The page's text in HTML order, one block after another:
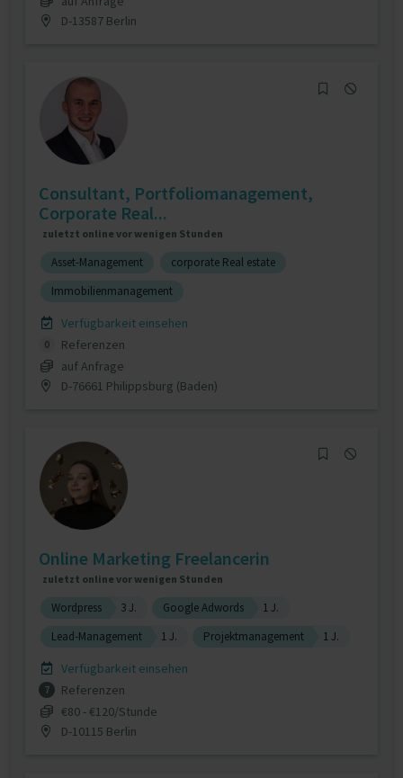
D-13587 Berlin
Consultant, Portfoliomanagement,
Corporate Real...
zuletzt online vor wenigen Stunden
Asset-Management
corporate Real estate
Immobilienmanagement
Verfügbarkeit einsehen
0
Referenzen
auf Anfrage
D-76661 Philippsburg (Baden)
Online Marketing Freelancerin
zuletzt online vor wenigen Stunden
Wordpress 3 J. Google Adwords
1 J.
Lead-Management
1 J. Projektmanagement 1 J.
Verfügbarkeit einsehen
7
Referenzen
€80 - €120/Stunde
D-10115 Berlin